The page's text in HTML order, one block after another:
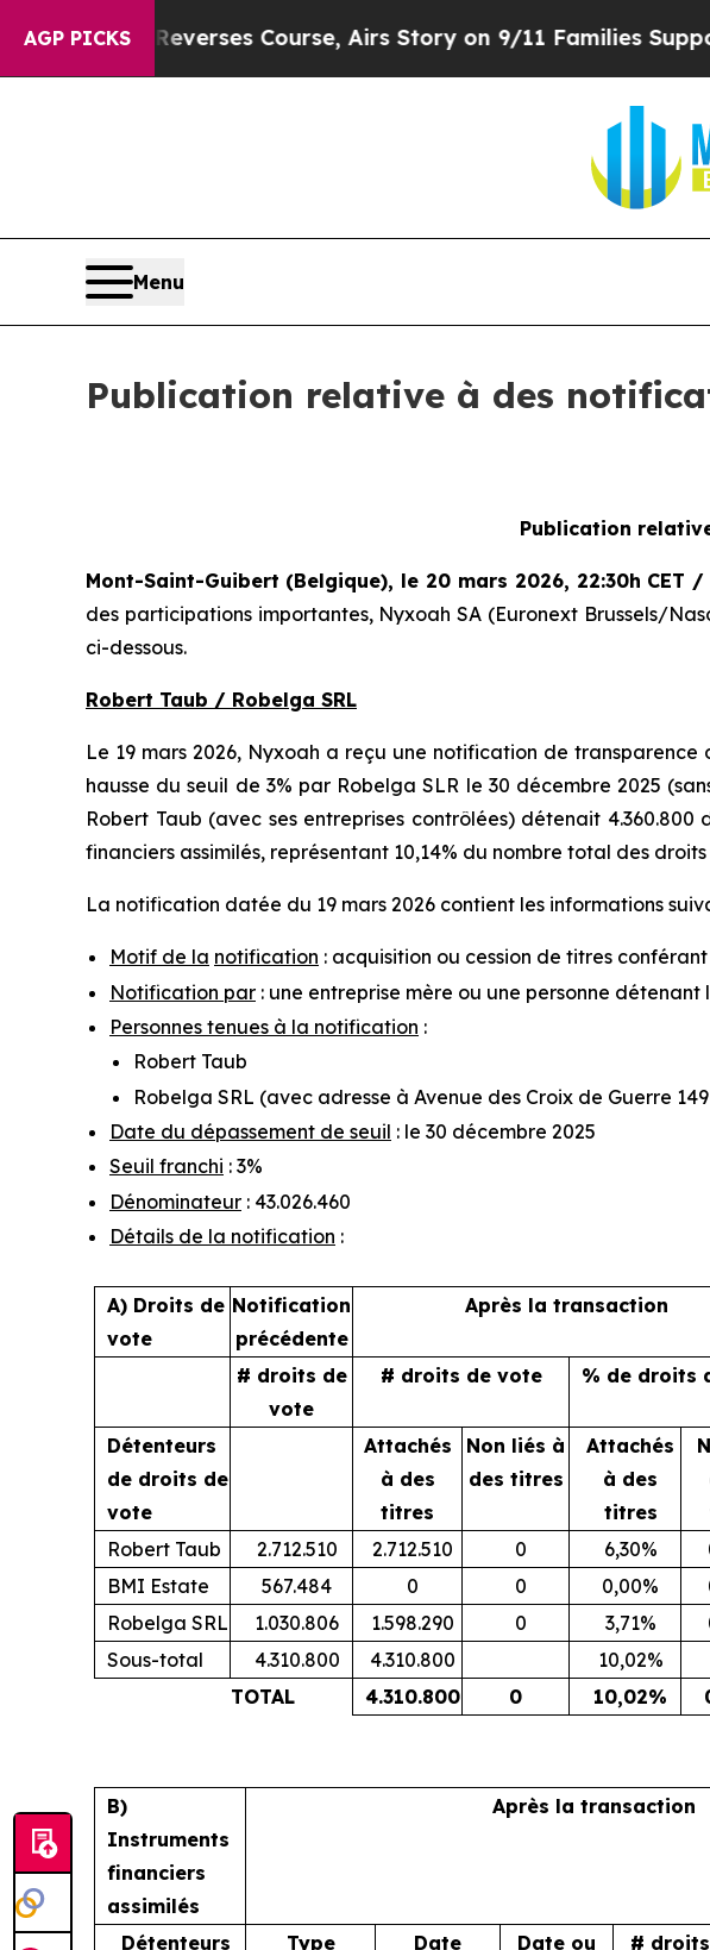
AGP PICKS
Reverses Course, Airs Story on 9/11 Families Supporting
Menu
Publication relative à des
Publication
Mont-Saint-Guibert (Belgique), le 20 mars 2026, 22:30h CET /
des participations importantes, Nyxoah SA (Euronext Brussels/
ci-dessous.
Robert Taub / Robelga SRL
Le 19 mars 2026, Nyxoah a reçu une notification de
hausse du seuil de 3% par Robelga SLR le 30 décembre 2025
Robert Taub (avec ses entreprises contrôlées) détenait
financiers assimilés, représentant 10,14% du nombre total des
La notification datée du 19 mars 2026 contient les informations
Motif de la notification : acquisition ou cession de titres
Notification par : une entreprise mère ou une personne détenant
Personnes tenues à la notification :
Robert Taub
Robelga SRL (avec adresse à Avenue des Croix de Guerre 149
Date du dépassement de seuil : le 30 décembre 2025
Seuil franchi : 3%
Dénominateur : 43.026.460
Détails de la notification :
A) Droits de
vote
Notification
précédente
Après la transaction
# droits de
vote
# droits de vote % de droits
Détenteurs
de droits de
vote
Attachés
à des
titres
Non liés à
des titres
Attachés
à des
titres
Robert Taub
2.712.510 2.712.510 0 6,30%
BMI Estate
567.484 0 0 0,00%
Robelga SRL
1.030.806 1.598.290 0 3,71%
Sous-total
4.310.800 4.310.800
10,02%
TOTAL
4.310.800 0 10,02%
B)
Instruments
financiers
assimilés
Après la transaction
Détenteurs
Type
Date
Date ou
#